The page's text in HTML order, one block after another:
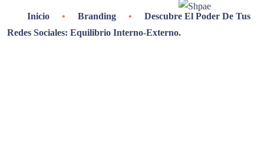
Inicio • Branding •
Descubre El Poder De Tus
Redes Sociales: Equilibrio Interno-Externo.